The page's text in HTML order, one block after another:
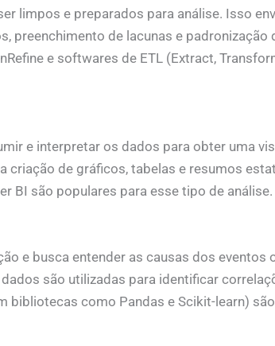
limpos e preparados para análise. Isso
preenchimento de lacunas e
e softwares de ETL (Extract,
e interpretar os dados para obter uma
criação de gráficos, tabelas e resumos
BI são populares para esse tipo de análise.
e busca entender as causas dos eventos
são utilizadas para identificar
bibliotecas como Pandas e Scikit-learn)